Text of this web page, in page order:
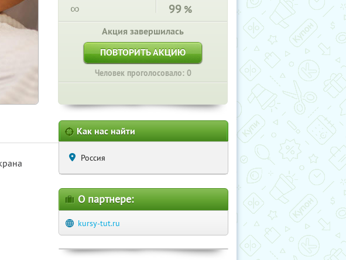
∞ 99 %
Акция завершилась
ПОВТОРИТЬ АКЦИЮ
Человек проголосовало: 0
Как нас найти
Россия
О партнере:
kursy-tut.ru